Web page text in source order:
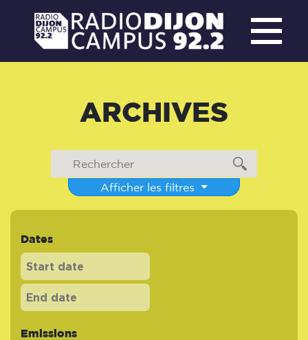
ARCHIVES
Afficher les filtres
Dates
Emissions